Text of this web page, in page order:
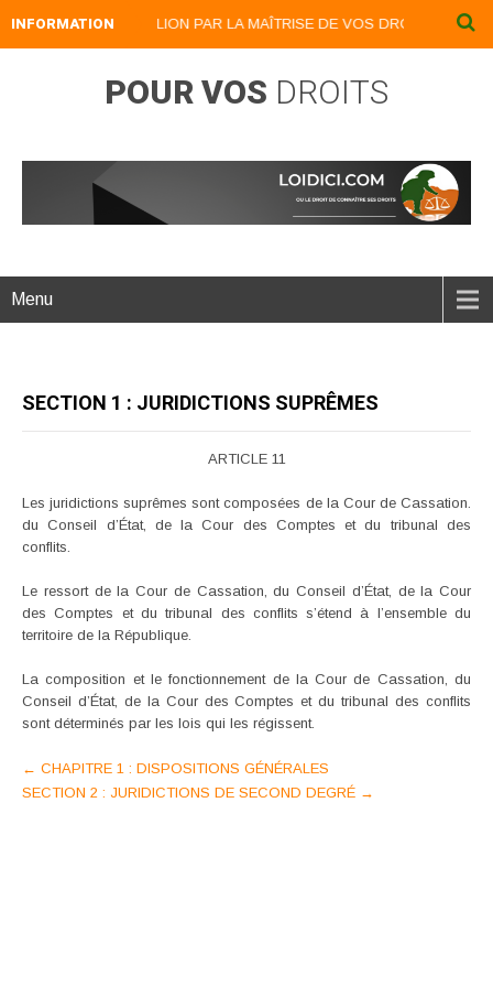
INFORMATION
DEVENEZ UN LION PAR LA MAÎTRISE DE VOS DROITS :
POUR VOS DROITS
Menu
SECTION 1 : JURIDICTIONS SUPRÊMES
ARTICLE 11
Les juridictions suprêmes sont composées de la Cour de Cassation.
du Conseil d’État, de la Cour des Comptes et du tribunal des
conflits.
Le ressort de la Cour de Cassation, du Conseil d’État, de la Cour
des Comptes et du tribunal des conflits s’étend à l’ensemble du
territoire de la République.
La composition et le fonctionnement de la Cour de Cassation, du
Conseil d’État, de la Cour des Comptes et du tribunal des conflits
sont déterminés par les lois qui les régissent.
Post
navigation
← CHAPITRE 1 : DISPOSITIONS GÉNÉRALES
SECTION 2 : JURIDICTIONS DE SECOND DEGRÉ →